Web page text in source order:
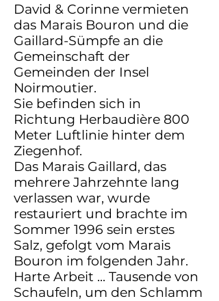
David & Corinne vermieten
das Marais Bouron und die
Gaillard-Sümpfe an die
Gemeinschaft der
Gemeinden der Insel
Noirmoutier.
Sie befinden sich in
Richtung Herbaudière 800
Meter Luftlinie hinter dem
Ziegenhof.
Das Marais Gaillard, das
mehrere Jahrzehnte lang
verlassen war, wurde
restauriert und brachte im
Sommer 1996 sein erstes
Salz, gefolgt vom Marais
Bouron im folgenden Jahr.
Harte Arbeit ... Tausende von
Schaufeln, um den Schlamm